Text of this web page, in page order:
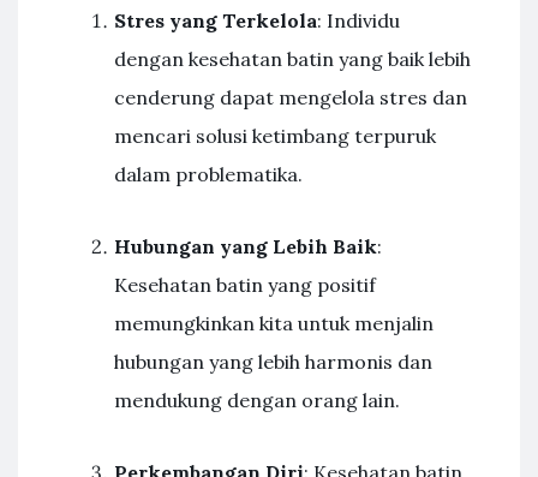
Stres yang Terkelola: Individu
dengan kesehatan batin yang baik lebih
cenderung dapat mengelola stres dan
mencari solusi ketimbang terpuruk
dalam problematika.
Hubungan yang Lebih Baik:
Kesehatan batin yang positif
memungkinkan kita untuk menjalin
hubungan yang lebih harmonis dan
mendukung dengan orang lain.
Perkembangan Diri: Kesehatan batin